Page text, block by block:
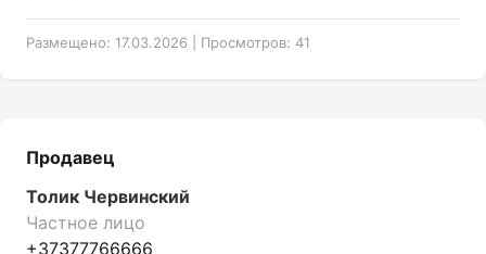
Размещено: 17.03.2026 | Просмотров: 41
Продавец
Толик Червинский
Частное лицо
+37377766666